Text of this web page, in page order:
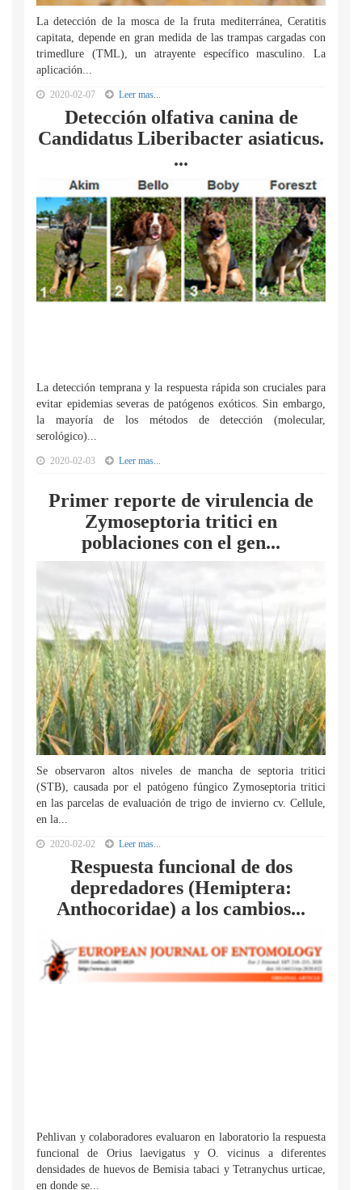
La detección de la mosca de la fruta mediterránea, Ceratitis
capitata, depende en gran medida de las trampas cargadas con
trimedlure (TML), un atrayente específico masculino. La
aplicación...
2020-02-07 Leer mas...
Detección olfativa canina de
Candidatus Liberibacter asiaticus.
...
La detección temprana y la respuesta rápida son cruciales para
evitar epidemias severas de patógenos exóticos. Sin embargo,
la mayoría de los métodos de detección (molecular,
serológico)...
2020-02-03 Leer mas...
Primer reporte de virulencia de
Zymoseptoria tritici en
poblaciones con el gen...
Se observaron altos niveles de mancha de septoria tritici
(STB), causada por el patógeno fúngico Zymoseptoria tritici
en las parcelas de evaluación de trigo de invierno cv. Cellule,
en la...
2020-02-02 Leer mas...
Respuesta funcional de dos
depredadores (Hemiptera:
Anthocoridae) a los cambios...
Pehlivan y colaboradores evaluaron en laboratorio la respuesta
funcional de Orius laevigatus y O. vicinus a diferentes
densidades de huevos de Bemisia tabaci y Tetranychus urticae,
en donde se...